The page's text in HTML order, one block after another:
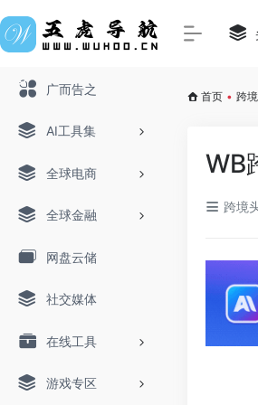
广而告之
AI工具集
全球电商
全球金融
网盘云储
社交媒体
在线工具
游戏专区
首页 • 跨
WB
跨境